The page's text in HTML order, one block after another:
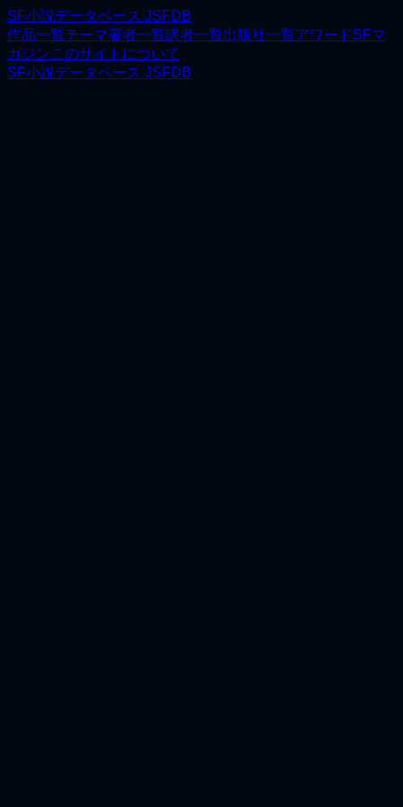
SF小説データベース JSFDB
作品一覧テーマ著者一覧訳者一覧出版社一覧アワードSFマ
ガジンこのサイトについて
SF小説データベース JSFDB